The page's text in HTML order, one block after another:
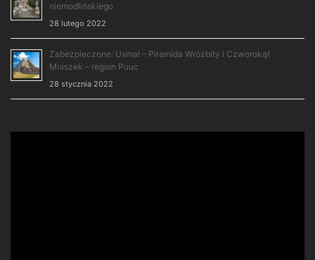
niemodlińskiego
28 lutego 2022
Zabezpieczone: Uxmal – Piramida Wróżbity i Czworokąt
Mniszek – region Puuc
28 stycznia 2022